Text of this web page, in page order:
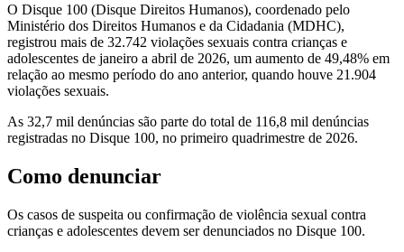
O Disque 100 (Disque Direitos Humanos), coordenado pelo
Ministério dos Direitos Humanos e da Cidadania (MDHC),
registrou mais de 32.742 violações sexuais contra crianças e
adolescentes de janeiro a abril de 2026, um aumento de 49,48% em
relação ao mesmo período do ano anterior, quando houve 21.904
violações sexuais.
As 32,7 mil denúncias são parte do total de 116,8 mil denúncias
registradas no Disque 100, no primeiro quadrimestre de 2026.
Como denunciar
Os casos de suspeita ou confirmação de violência sexual contra
crianças e adolescentes devem ser denunciados no Disque 100.